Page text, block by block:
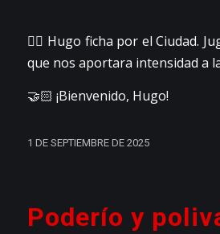
👉🏼 Hugo ficha por el Ciudad.
que nos aportara intensidad a
🤝🏻 ¡Bienvenido, Hugo!
1 DE SEPTIEMBRE DE 2025
Poderío y